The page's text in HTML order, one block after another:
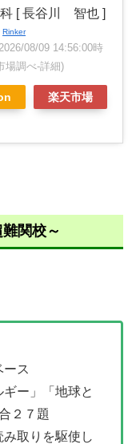
[ 長谷川 智也 ]
Rinker
08/09 14:56:00時
場調べ-詳細)
楽天市場
関校～
ース
ギー」「地球と
２７題
み取りを駆使し